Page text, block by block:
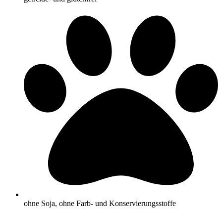
ohne Soja, ohne Farb- und Konservierungsstoffe